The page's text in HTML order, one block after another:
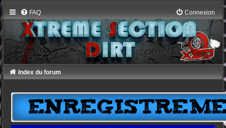
FAQ Connexion
Index du forum